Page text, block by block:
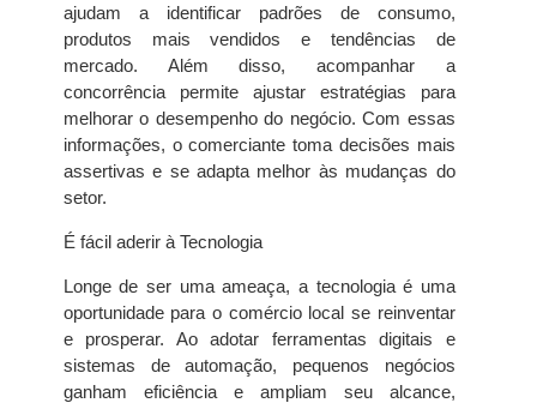
ajudam a identificar padrões de consumo,
produtos mais vendidos e tendências de
mercado. Além disso, acompanhar a
concorrência permite ajustar estratégias para
melhorar o desempenho do negócio. Com essas
informações, o comerciante toma decisões mais
assertivas e se adapta melhor às mudanças do
setor.
É fácil aderir à Tecnologia
Longe de ser uma ameaça, a tecnologia é uma
oportunidade para o comércio local se reinventar
e prosperar. Ao adotar ferramentas digitais e
sistemas de automação, pequenos negócios
ganham eficiência e ampliam seu alcance,